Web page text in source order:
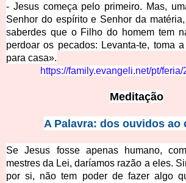
- Jesus começa pelo primeiro. Mas,
Senhor do espírito e Senhor da
saberdes que o Filho do homem tem
perdoar os pecados: Levanta-te, toma
para casa».
https://family.evangeli.net/pt/
Meditação
A Palavra: dos ouvidos ao
Se Jesus fosse apenas humano,
mestres da Lei, daríamos razão a eles.
por si, não tem poder de fazer algo